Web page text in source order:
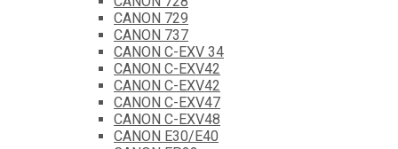
CANON 729
CANON 737
CANON C-EXV 34
CANON C-EXV42
CANON C-EXV42
CANON C-EXV47
CANON C-EXV48
CANON E30/E40